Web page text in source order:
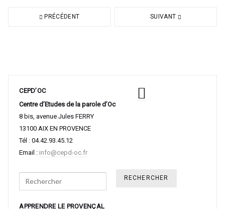
PRÉCÉDENT SUIVANT
CEPD’OC
Centre d’Etudes de la parole d’Oc
8 bis, avenue Jules FERRY
13100 AIX EN PROVENCE
Tél : 04.42.93.45.12
Email : info@cepd-oc.fr
Search
APPRENDRE LE PROVENÇAL